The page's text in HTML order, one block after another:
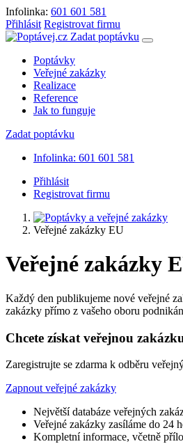
Infolinka: 601 601 581
Přihlásit Registrovat firmu
Zadat poptávku
Poptávky
Veřejné zakázky
Realizace
Reference
Jak to funguje
Zadat poptávku
Infolinka: 601 601 581
Přihlásit
Registrovat firmu
Veřejné zakázky EU
Veřejné zakázky
Každý den publikujeme nové veřejné
zakázky přímo z vašeho oboru
Chcete získat veřejnou
Zaregistrujte se zdarma k odběru
Zapnout veřejné zakázky
Největší databáze veřejných
Veřejné zakázky zasíláme do 24
Kompletní informace, včetně